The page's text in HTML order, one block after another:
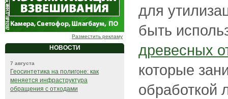
Разместить рекламу
НОВОСТИ
7 августа
Геосинтетика на полигоне: как
меняется инфраструктура
обращения с отходами
для
быть
древесных
которые
обработкой